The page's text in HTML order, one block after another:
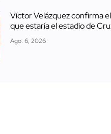
Víctor Velázquez confirma
que estaría el estadio de
Ago. 6, 2026